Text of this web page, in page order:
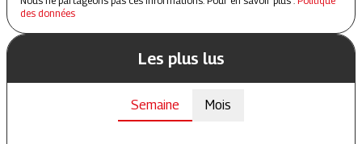
des données
Les plus lus
Semaine Mois